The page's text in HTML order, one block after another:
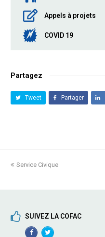
Appels à projets
COVID 19
Partagez
Tweet Partager
previous
Service Civique
SUIVEZ LA COFAC
FacebookTwitterProfile